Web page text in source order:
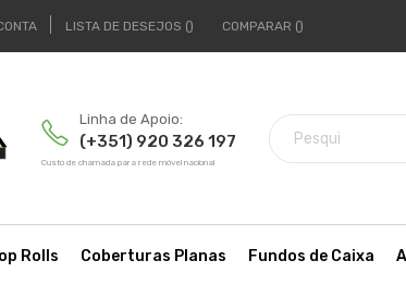
LISTA DE DESEJOS COMPARAR
Linha de Apoio:
(+351) 920 326 197
Custo de chamada para rede móvel nacional
Rolls Coberturas Planas Fundos de Caixa